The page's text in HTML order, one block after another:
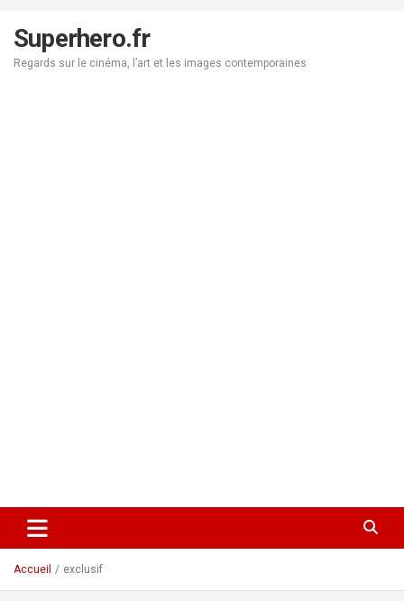
contenu
Superhero.fr
Regards sur le cinéma, l’art et les images contemporaines
Accueil exclusif